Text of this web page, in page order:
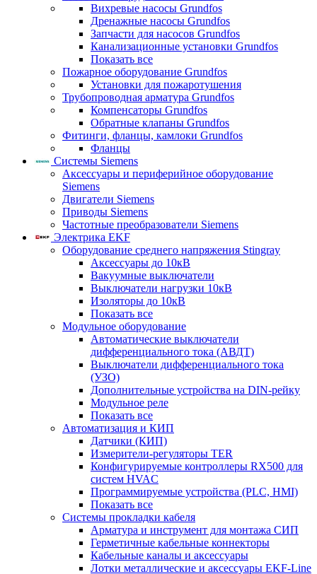
Вихревые насосы Grundfos
Дренажные насосы Grundfos
Запчасти для насосов Grundfos
Канализационные установки Grundfos
Показать все
Пожарное оборудование Grundfos
Установки для пожаротушения
Трубопроводная арматура Grundfos
Компенсаторы Grundfos
Обратные клапаны Grundfos
Фитинги, фланцы, камлоки Grundfos
Фланцы
Системы Siemens
Аксессуары и периферийное оборудование
Siemens
Двигатели Siemens
Приводы Siemens
Частотные преобразователи Siemens
Электрика EKF
Оборудование среднего напряжения Stingray
Аксессуары до 10кВ
Вакуумные выключатели
Выключатели нагрузки 10кВ
Изоляторы до 10кВ
Показать все
Модульное оборудование
Автоматические выключатели
дифференциального тока (АВДТ)
Выключатели дифференциального тока
(УЗО)
Дополнительные устройства на DIN-рейку
Модульное реле
Показать все
Автоматизация и КИП
Датчики (КИП)
Измерители-регуляторы TER
Конфигурируемые контроллеры RX500 для
систем HVAC
Программируемые устройства (PLC, HMI)
Показать все
Системы прокладки кабеля
Арматура и инструмент для монтажа СИП
Герметичные кабельные коннекторы
Кабельные каналы и аксессуары
Лотки металлические и аксессуары EKF-Line